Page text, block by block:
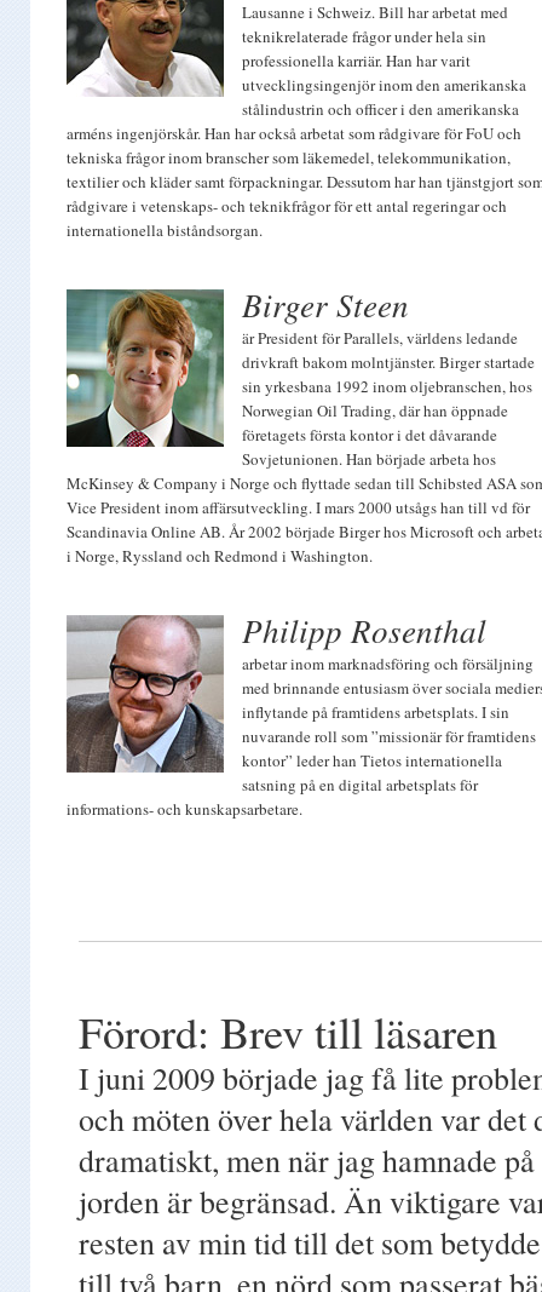
Lausanne i Schweiz. Bill har arbetat med
teknikrelaterade frågor under hela sin
professionella karriär. Han har varit
utvecklingsingenjör inom den amerikanska
stålindustrin och officer i den amerikanska
arméns ingenjörskår. Han har också arbetat som rådgivare för FoU och
tekniska frågor inom branscher som läkemedel, telekommunikation,
textilier och kläder samt förpackningar. Dessutom har han tjänstgjort
rådgivare i vetenskaps- och teknikfrågor för ett antal regeringar och
internationella biståndsorgan.
Birger Steen
är President för Parallels, världens ledande
drivkraft bakom molntjänster. Birger startade
sin yrkesbana 1992 inom oljebranschen, hos
Norwegian Oil Trading, där han öppnade
företagets första kontor i det dåvarande
Sovjetunionen. Han började arbeta hos
McKinsey & Company i Norge och flyttade sedan till Schibsted ASA
Vice President inom affärsutveckling. I mars 2000 utsågs han till vd för
Scandinavia Online AB. År 2002 började Birger hos Microsoft och
i Norge, Ryssland och Redmond i Washington.
Philipp Rosenthal
arbetar inom marknadsföring och försäljning
med brinnande entusiasm över sociala
inflytande på framtidens arbetsplats. I sin
nuvarande roll som ”missionär för framtidens
kontor” leder han Tietos internationella
satsning på en digital arbetsplats för
informations- och kunskapsarbetare.
Förord: Brev till läsaren
I juni 2009 började jag få lite
och möten över hela världen var
dramatiskt, men när jag hamnade
jorden är begränsad. Än viktigare
resten av min tid till det som
till två barn, en nörd som passerat